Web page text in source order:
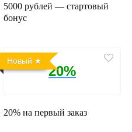
5000 рублей — стартовый
бонус
Новый
20%
20% на первый заказ